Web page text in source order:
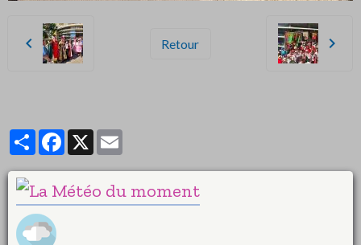
Retour
PartagerFacebook
X